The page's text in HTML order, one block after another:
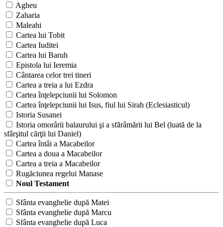
Agheu
Zaharia
Maleahi
Cartea lui Tobit
Cartea Iuditei
Cartea lui Baruh
Epistola lui Ieremia
Cântarea celor trei tineri
Cartea a treia a lui Ezdra
Cartea înţelepciunii lui Solomon
Cartea înţelepciunii lui Isus, fiul lui Sirah (Eclesiasticul)
Istoria Susanei
Istoria omorârii balaurului şi a sfărâmării lui Bel (luată de la
sfârşitul cărţii lui Daniel)
Cartea întâi a Macabeilor
Cartea a doua a Macabeilor
Cartea a treia a Macabeilor
Rugăciunea regelui Manase
Noul Testament
Sfânta evanghelie după Matei
Sfânta evanghelie după Marcu
Sfânta evanghelie după Luca